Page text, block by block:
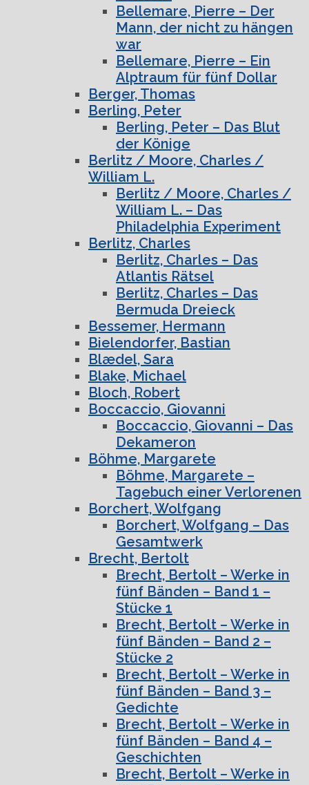
Bellemare, Pierre – Der
Mann, der nicht zu hängen
war
Bellemare, Pierre – Ein
Alptraum für fünf Dollar
Berger, Thomas
Berling, Peter
Berling, Peter – Das Blut
der Könige
Berlitz / Moore, Charles /
William L.
Berlitz / Moore, Charles /
William L. – Das
Philadelphia Experiment
Berlitz, Charles
Berlitz, Charles – Das
Atlantis Rätsel
Berlitz, Charles – Das
Bermuda Dreieck
Bessemer, Hermann
Bielendorfer, Bastian
Blædel, Sara
Blake, Michael
Bloch, Robert
Boccaccio, Giovanni
Boccaccio, Giovanni – Das
Dekameron
Böhme, Margarete
Böhme, Margarete –
Tagebuch einer Verlorenen
Borchert, Wolfgang
Borchert, Wolfgang – Das
Gesamtwerk
Brecht, Bertolt
Brecht, Bertolt – Werke in
fünf Bänden – Band 1 –
Stücke 1
Brecht, Bertolt – Werke in
fünf Bänden – Band 2 –
Stücke 2
Brecht, Bertolt – Werke in
fünf Bänden – Band 3 –
Gedichte
Brecht, Bertolt – Werke in
fünf Bänden – Band 4 –
Geschichten
Brecht, Bertolt – Werke in